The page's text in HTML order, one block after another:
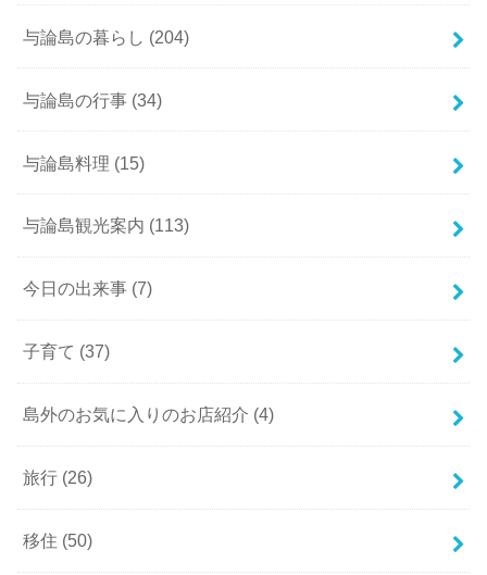
与論島の暮らし (204)
与論島の行事 (34)
与論島料理 (15)
与論島観光案内 (113)
今日の出来事 (7)
子育て (37)
島外のお気に入りのお店紹介 (4)
旅行 (26)
移住 (50)